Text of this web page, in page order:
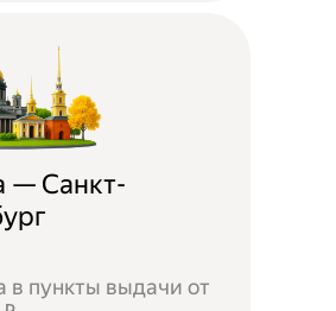
— Санкт-
в пункты выдачи от